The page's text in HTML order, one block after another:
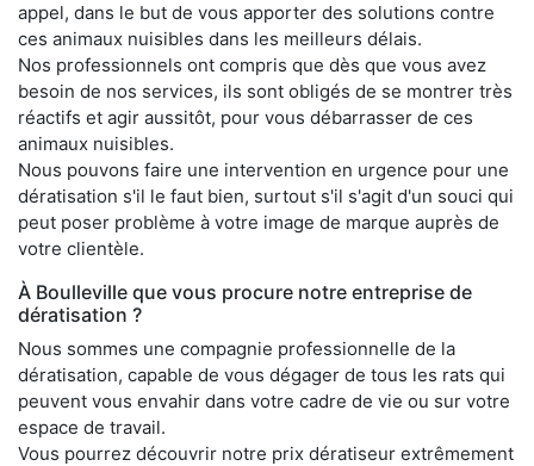
appel, dans le but de vous apporter des solutions contre
ces animaux nuisibles dans les meilleurs délais.
Nos professionnels ont compris que dès que vous avez
besoin de nos services, ils sont obligés de se montrer très
réactifs et agir aussitôt, pour vous débarrasser de ces
animaux nuisibles.
Nous pouvons faire une intervention en urgence pour une
dératisation s'il le faut bien, surtout s'il s'agit d'un souci qui
peut poser problème à votre image de marque auprès de
votre clientèle.
À Boulleville que vous procure notre entreprise de
dératisation ?
Nous sommes une compagnie professionnelle de la
dératisation, capable de vous dégager de tous les rats qui
peuvent vous envahir dans votre cadre de vie ou sur votre
espace de travail.
Vous pourrez découvrir notre prix dératiseur extrêmement